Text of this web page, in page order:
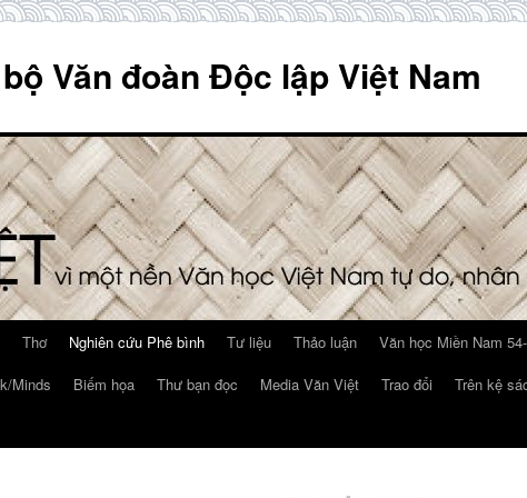
Văn đoàn Độc lập Việt Nam
Thơ Nghiên cứu Phê bình Tư liệu Thảo luận Văn học Miền Nam
Minds Biếm họa Thư bạn đọc Media Văn Việt Trao đổi Trên kệ